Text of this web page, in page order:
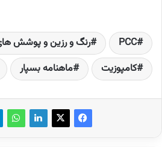
PCC
رنگ و رزین و پوشش
کامپوزیت
ماهنامه بسپار